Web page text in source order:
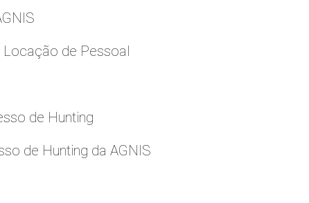
Locação de Pessoal
de Hunting
de Hunting da AGNIS